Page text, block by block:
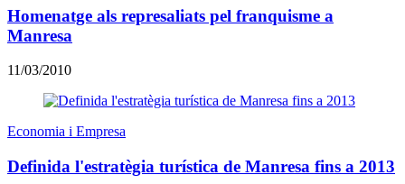
Homenatge als represaliats pel franquisme a
Manresa
11/03/2010
Economia i Empresa
Definida l'estratègia turística de Manresa fins a 2013